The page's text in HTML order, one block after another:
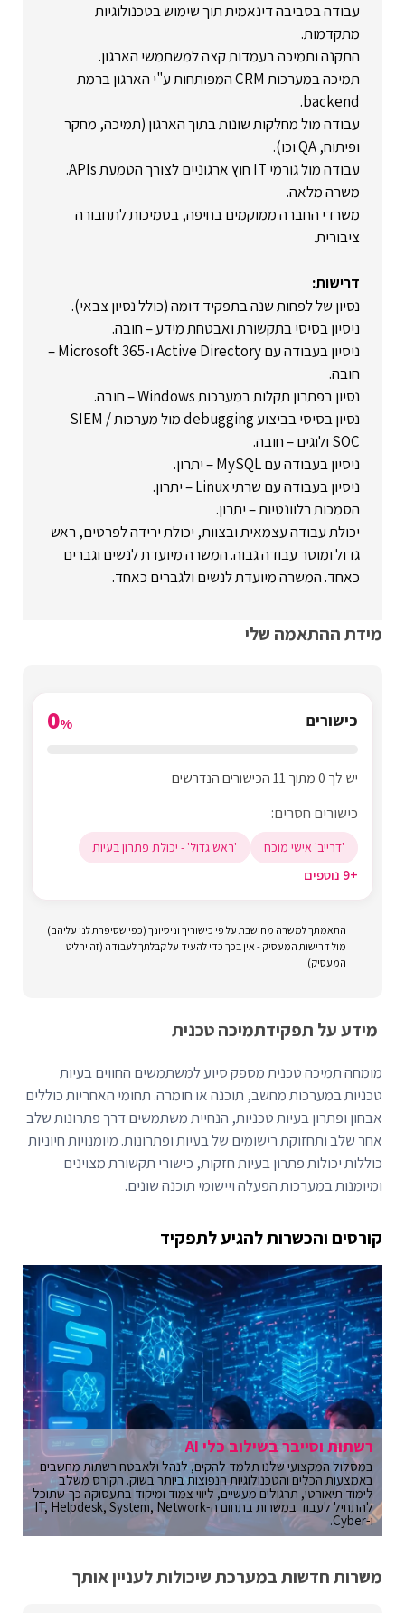
עבודה בסביבה דינאמית תוך שימוש בטכנולוגיות
מתקדמות.
התקנה ותמיכה בעמדות קצה למשתמשי הארגון.
תמיכה במערכות CRM המפותחות ע"י הארגון ברמת
backend.
עבודה מול מחלקות שונות בתוך הארגון (תמיכה, מחקר
ופיתוח, QA וכו).
עבודה מול גורמי IT חוץ ארגוניים לצורך הטמעת APIs.
משרה מלאה.
משרדי החברה ממוקמים בחיפה, בסמיכות לתחבורה
ציבורית.
דרישות:
נסיון של לפחות שנה בתפקיד דומה (כולל נסיון צבאי).
ניסיון בסיסי בתקשורת ואבטחת מידע – חובה.
ניסיון בעבודה עם Active Directory ו-Microsoft 365 –
חובה.
נסיון בפתרון תקלות במערכות Windows – חובה.
נסיון בסיסי בביצוע debugging מול מערכות SIEM /
SOC ולוגים – חובה.
ניסיון בעבודה עם MySQL – יתרון.
ניסיון בעבודה עם שרתי Linux – יתרון.
הסמכות רלוונטיות – יתרון.
יכולת עבודה עצמאית ובצוות, יכולת ירידה לפרטים, ראש
גדול ומוסר עבודה גבוה. המשרה מיועדת לנשים וגברים
כאחד. המשרה מיועדת לנשים ולגברים כאחד.
מידת ההתאמה שלי
כישורים 0%
יש לך 0 מתוך 11 הכישורים הנדרשים
כישורים חסרים:
'דרייב' אישי מוכח 'ראש גדול' - יכולת פתרון בעיות
+9 נוספים
התאמתך למשרה מחושבת על פי כישוריך וניסיונך (כפי שסיפרת לנו עליהם)
מול דרישות המעסיק - אין בכך כדי להעיד על קבלתך לעבודה (זה יחליט
המעסיק)
מידע על תפקידתמיכה טכנית
מומחה תמיכה טכנית מספק סיוע למשתמשים החווים בעיות
טכניות במערכות מחשב, תוכנה או חומרה. תחומי האחריות כוללים
אבחון ופתרון בעיות טכניות, הנחיית משתמשים דרך פתרונות שלב
אחר שלב ותחזוקת רישומים של בעיות ופתרונות. מיומנויות חיוניות
כוללות יכולות פתרון בעיות חזקות, כישורי תקשורת מצוינים
ומיומנות במערכות הפעלה ויישומי תוכנה שונים.
קורסים והכשרות להגיע לתפקיד
רשתות וסייבר בשילוב כלי AI
במסלול המקצועי שלנו תלמד להקים, לנהל ולאבטח רשתות מחשבים
באמצעות הכלים והטכנולוגיות הנפוצות ביותר בשוק. הקורס משלב
לימוד תיאורטי, תרגולים מעשיים, ליווי צמוד ומיקוד בתעסוקה כך שתוכל
להתחיל לעבוד במשרות בתחום ה-IT, Helpdesk, System, Network
ו-Cyber.
משרות חדשות במערכת שיכולות לעניין אותך